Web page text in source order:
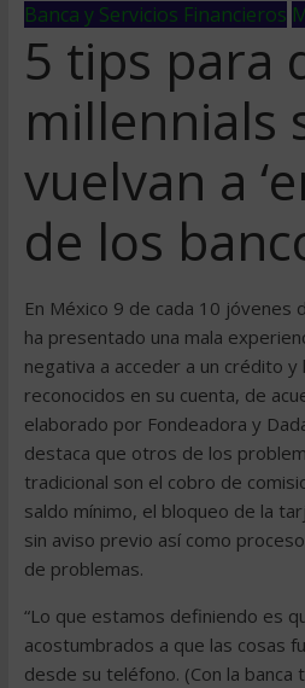
Banca y Servicios Financieros
5 tips para
millennials
vuelvan a
de los
En México 9 de cada 10 jóvenes
ha presentado una mala
negativa a acceder a un crédito y
reconocidos en su cuenta, de
elaborado por Fondeadora y
destaca que otros de los
tradicional son el cobro de
saldo mínimo, el bloqueo de la
sin aviso previo así como
de problemas.
“Lo que estamos definiendo es
acostumbrados a que las cosas
desde su teléfono. (Con la banca